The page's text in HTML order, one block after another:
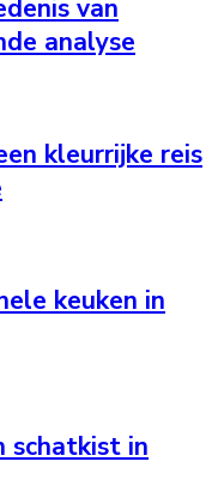
van
analyse
kleurrijke reis
keuken in
schatkist in